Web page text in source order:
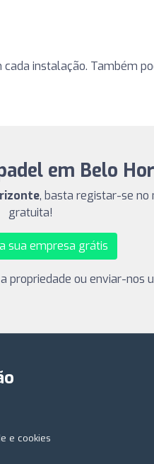
instalação. Também
em Belo
, basta registar-se no
gratuita!
sua empresa grátis
propriedade ou enviar-nos
e cookies